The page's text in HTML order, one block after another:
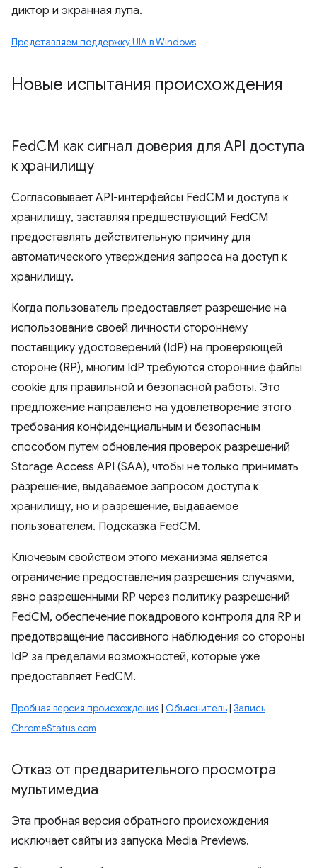
диктор и экранная лупа.
Представляем поддержку UIA в Windows
Новые испытания происхождения
FedCM как сигнал доверия для API доступа
к хранилищу
Согласовывает API-интерфейсы FedCM и доступа к
хранилищу, заставляя предшествующий FedCM
предоставлять действительную причину для
автоматического утверждения запроса на доступ к
хранилищу.
Когда пользователь предоставляет разрешение на
использование своей личности стороннему
поставщику удостоверений (IdP) на проверяющей
стороне (RP), многим IdP требуются сторонние файлы
cookie для правильной и безопасной работы. Это
предложение направлено на удовлетворение этого
требования конфиденциальным и безопасным
способом путем обновления проверок разрешений
Storage Access API (SAA), чтобы не только принимать
разрешение, выдаваемое запросом доступа к
хранилищу, но и разрешение, выдаваемое
пользователем. Подсказка FedCM.
Ключевым свойством этого механизма является
ограничение предоставления разрешения случаями,
явно разрешенными RP через политику разрешений
FedCM, обеспечение покадрового контроля для RP и
предотвращение пассивного наблюдения со стороны
IdP за пределами возможностей, которые уже
предоставляет FedCM.
Пробная версия происхождения | Объяснитель| Запись
ChromeStatus.com
Отказ от предварительного просмотра
мультимедиа
Эта пробная версия обратного происхождения
исключает сайты из запуска Media Previews.